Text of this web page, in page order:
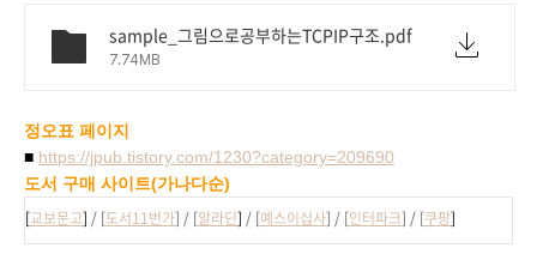
sample_그림으로공부하는TCPIP구조.pdf
7.74MB
정오표 페이지
■ https://jpub.tistory.com/1230?category=209690
도서 구매 사이트(가나다순)
[교보문고] / [도서11번가] / [알라딘] / [예스이십사] / [인터파크] / [쿠팡]